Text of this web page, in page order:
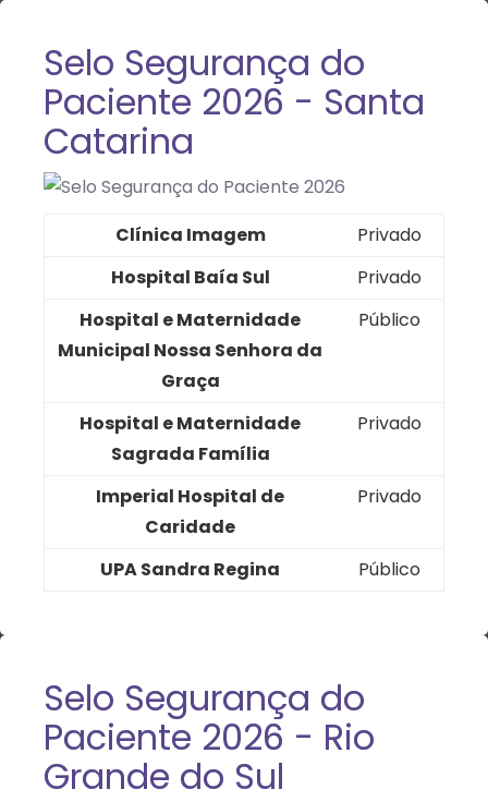
Selo Segurança do
Paciente 2026 - Santa
Catarina
Clínica Imagem
Privado
Hospital Baía Sul
Privado
Hospital e Maternidade
Municipal Nossa Senhora da
Graça
Público
Hospital e Maternidade
Sagrada Família
Privado
Imperial Hospital de
Caridade
Privado
UPA Sandra Regina Público
Selo Segurança do
Paciente 2026 - Rio
Grande do Sul